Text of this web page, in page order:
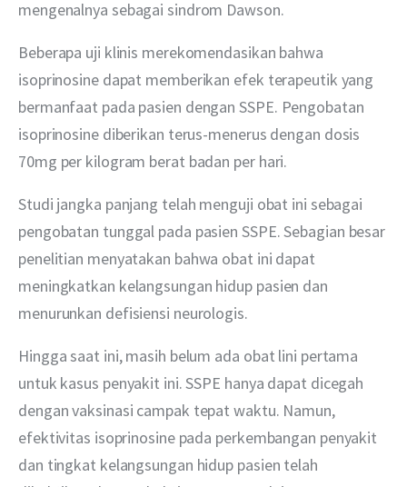
mengenalnya sebagai sindrom Dawson.
Beberapa uji klinis merekomendasikan bahwa
isoprinosine dapat memberikan efek terapeutik yang
bermanfaat pada pasien dengan SSPE. Pengobatan
isoprinosine diberikan terus-menerus dengan dosis
70mg per kilogram berat badan per hari.
Studi jangka panjang telah menguji obat ini sebagai
pengobatan tunggal pada pasien SSPE. Sebagian besar
penelitian menyatakan bahwa obat ini dapat
meningkatkan kelangsungan hidup pasien dan
menurunkan defisiensi neurologis.
Hingga saat ini, masih belum ada obat lini pertama
untuk kasus penyakit ini. SSPE hanya dapat dicegah
dengan vaksinasi campak tepat waktu. Namun,
efektivitas isoprinosine pada perkembangan penyakit
dan tingkat kelangsungan hidup pasien telah